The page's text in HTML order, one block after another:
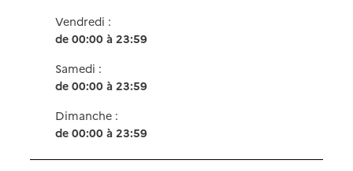
Vendredi :
de 00:00 à 23:59
Samedi :
de 00:00 à 23:59
Dimanche :
de 00:00 à 23:59